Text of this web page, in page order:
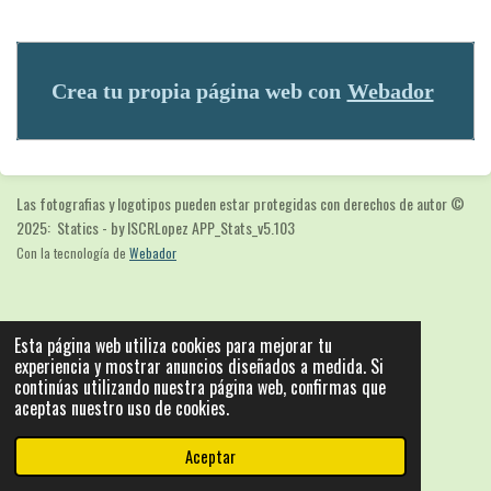
Esta página web utiliza cookies para mejorar tu
experiencia y mostrar anuncios diseñados a medida. Si
continúas utilizando nuestra página web, confirmas que
aceptas nuestro uso de cookies.
Aceptar
Crea tu propia página web con Webador
Las fotografias y logotipos pueden estar protegidas con derechos de autor©
2025: Statics - by ISCRLopez APP_Stats_v5.103
Con la tecnología de Webador